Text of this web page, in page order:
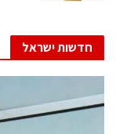
חדשות ישראל